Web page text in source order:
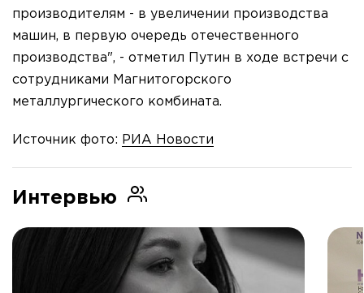
производителям - в увеличении производства
машин, в первую очередь отечественного
производства", - отметил Путин в ходе встречи с
сотрудниками Магнитогорского
металлургического комбината.
Источник фото: РИА Новости
Интервью